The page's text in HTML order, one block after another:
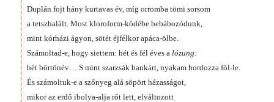
Duplán fojt hány kurtavas év, míg orromba tömi sorsom
a tetszhalált. Most kloroform-ködébe bebábozódunk,
mint kórházi ágyon, sötét éjfélkor apáca-ölbe.
Számoltad-e, hogy siettem: hét és fél éves a lózung:
hét börtönév… S mint szarzsák bankárt, nyakam hordozza föl-le.
És számoltuk-e a szőnyeg alá söpört házasságot,
mikor az erdő ibolya-alja rőt lett, elváltozott